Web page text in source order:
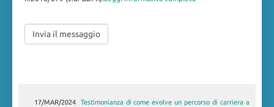
17/MAR/2024 Testimonianza di come evolve un percorso di carriera a
30/LUG/2019
Master in Gestione delle risorse umane annualità 2018-